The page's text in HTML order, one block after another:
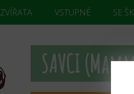
ZVÍŘATA VSTUPNÉ SE
SAVCI